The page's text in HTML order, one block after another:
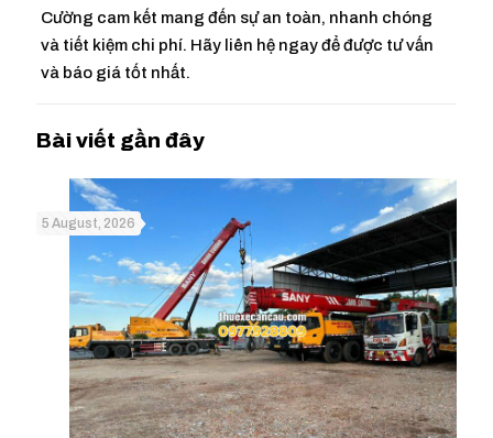
Cường cam kết mang đến sự an toàn, nhanh chóng
và tiết kiệm chi phí. Hãy liên hệ ngay để được tư vấn
và báo giá tốt nhất.
5 August, 2026